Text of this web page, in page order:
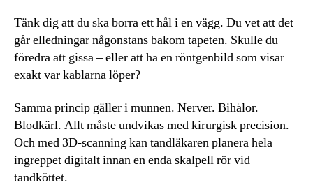
Tänk dig att du ska borra ett hål i en vägg. Du vet att det
går elledningar någonstans bakom tapeten. Skulle du
föredra att gissa – eller att ha en röntgenbild som visar
exakt var kablarna löper?
Samma princip gäller i munnen. Nerver. Bihålor.
Blodkärl. Allt måste undvikas med kirurgisk precision.
Och med 3D-scanning kan tandläkaren planera hela
ingreppet digitalt innan en enda skalpell rör vid
tandköttet.